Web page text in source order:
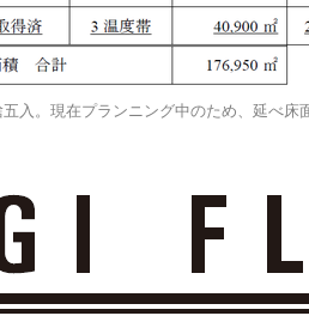
入。現在プランニング中のため、延べ床